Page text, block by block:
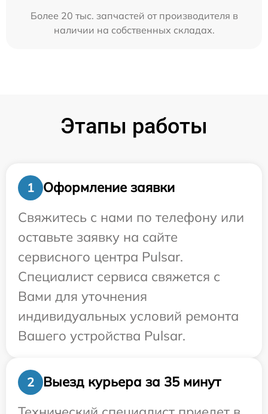
Более 20 тыс. запчастей от производителя в
наличии на собственных складах.
Этапы работы
1
Оформление заявки
Свяжитесь с нами по телефону или
оставьте заявку на сайте
сервисного центра Pulsar.
Специалист сервиса свяжется с
Вами для уточнения
индивидуальных условий ремонта
Вашего устройства Pulsar.
2
Выезд курьера за 35 минут